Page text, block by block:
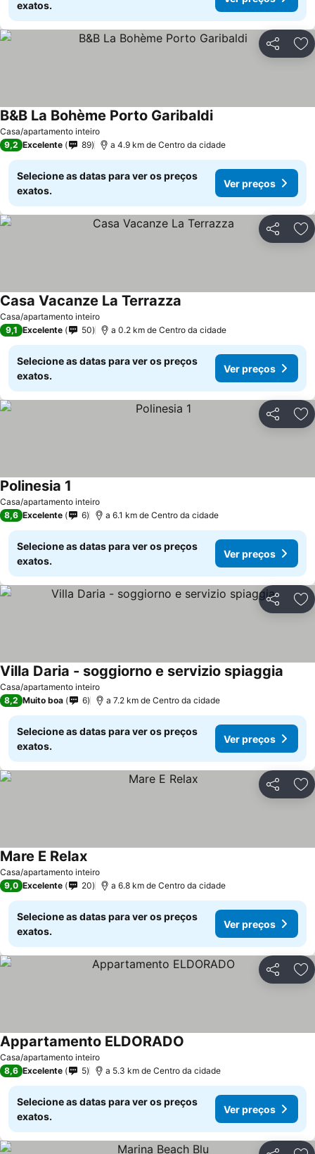
exatos.
Partilhar
Casa/apartamento inteiro
B&B La Bohème Porto Garibaldi
9,2 Excelente 89 a 4.9 km de Centro da cidade
Selecione as datas para ver os preços
exatos.
Ver preços
Partilhar
Casa/apartamento inteiro
Casa Vacanze La Terrazza
9,1 Excelente 50 a 0.2 km de Centro da cidade
Selecione as datas para ver os preços
exatos.
Ver preços
Partilhar
Casa/apartamento inteiro
Polinesia 1
8,6 Excelente 6 a 6.1 km de Centro da cidade
Selecione as datas para ver os preços
exatos.
Ver preços
Partilhar
Casa/apartamento inteiro
Villa Daria - soggiorno e servizio spiaggia
8,2 Muito boa 6 a 7.2 km de Centro da cidade
Selecione as datas para ver os preços
exatos.
Ver preços
Partilhar
Casa/apartamento inteiro
Mare E Relax
9,0 Excelente 20 a 6.8 km de Centro da cidade
Selecione as datas para ver os preços
exatos.
Ver preços
Partilhar
Casa/apartamento inteiro
Appartamento ELDORADO
8,6 Excelente 5 a 5.3 km de Centro da cidade
Selecione as datas para ver os preços
exatos.
Ver preços